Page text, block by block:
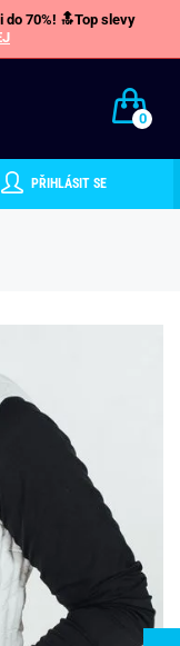
do 70%! 🔝Top slevy
0
PŘIHLÁSIT SE